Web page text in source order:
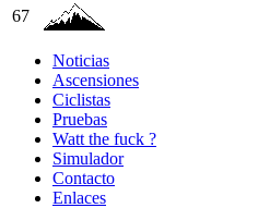
67
Noticias
Ascensiones
Ciclistas
Pruebas
Watt the fuck ?
Simulador
Contacto
Enlaces